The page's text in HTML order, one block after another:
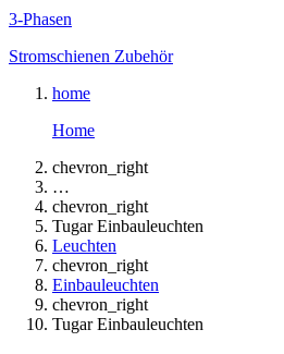
3-Phasen
Stromschienen Zubehör
home
Home
chevron_right
…
chevron_right
Tugar Einbauleuchten
Leuchten
chevron_right
Einbauleuchten
chevron_right
Tugar Einbauleuchten